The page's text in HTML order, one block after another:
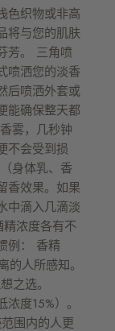
色织物或非高
将与您的肌肤
芳。 三角喷
喷洒您的淡香
后喷洒外套或
能确保整天都
雾，几秒钟
不会受到损
身体乳、香
香效果。如果
中滴入几滴淡
浓度各有不
例： 香精
的人所感知。
之选。
度15%）。
围内的人更